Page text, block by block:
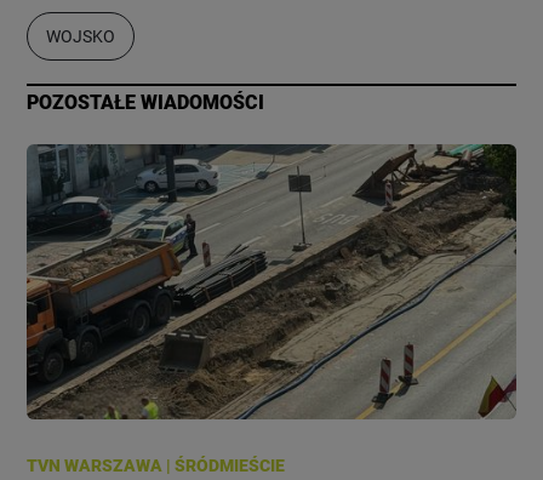
WOJSKO
POZOSTAŁE WIADOMOŚCI
TVN WARSZAWA |ŚRÓDMIEŚCIE